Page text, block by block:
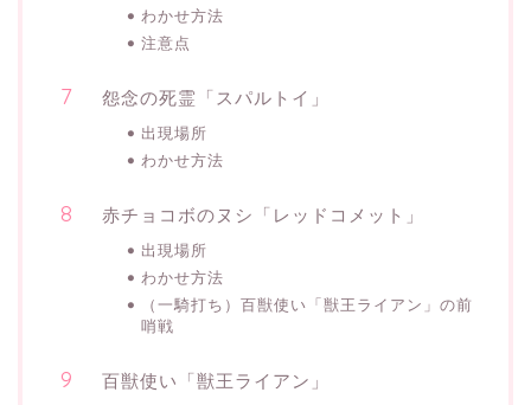
わかせ方法
注意点
怨念の死霊「スパルトイ」
出現場所
わかせ方法
赤チョコボのヌシ「レッドコメット」
出現場所
わかせ方法
（一騎打ち）百獣使い「獣王ライアン」の前
哨戦
百獣使い「獣王ライアン」